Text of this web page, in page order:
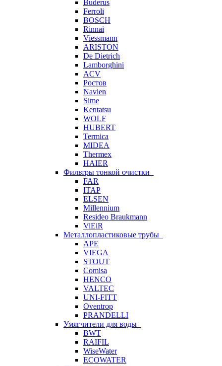
Buderus
Ferroli
BOSCH
Rinnai
Viessmann
ARISTON
De Dietrich
Lamborghini
ACV
Ростов
Navien
Sime
Kentatsu
WOLF
HUBERT
Termica
MIDEA
Thermex
HAIER
Фильтры тонкой очистки
FAR
ITAP
ELSEN
Millennium
Resideo Braukmann
ViEiR
Металлопластиковые трубы
APE
VIEGA
STOUT
Comisa
HENCO
VALTEC
UNI-FITT
Oventrop
PRANDELLI
Умягчители для воды
BWT
RAIFIL
WiseWater
ECOWATER